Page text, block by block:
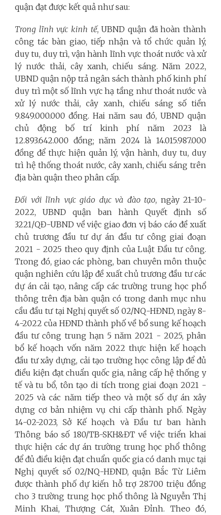
quận đạt được kết quả như sau:
Trong lĩnh vực kinh tế, UBND quận đã hoàn thành
công tác bàn giao, tiếp nhận và tổ chức quản lý,
duy tu, duy trì, vận hành lĩnh vực thoát nước và xử
lý nước thải, cây xanh, chiếu sáng. Năm 2022,
UBND quận nộp trả ngân sách thành phố kinh phí
duy trì một số lĩnh vực hạ tầng như thoát nước và
xử lý nước thải, cây xanh, chiếu sáng số tiền
9.849.000.000 đồng. Hai năm sau đó, UBND quận
chủ động bố trí kinh phí năm 2023 là
12.893.642.000 đồng; năm 2024 là 14.015.987.000
đồng để thực hiện quản lý, vận hành, duy tu, duy
trì hệ thống thoát nước, cây xanh, chiếu sáng trên
địa bàn quận theo phân cấp.
Đối với lĩnh vực giáo dục và đào tạo, ngày 21-10-
2022, UBND quận ban hành Quyết định số
3221/QĐ-UBND về việc giao đơn vị báo cáo đề xuất
chủ trương đầu tư dự án đầu tư công giai đoạn
2021 - 2025 theo quy định của Luật Đầu tư công.
Trong đó, giao các phòng, ban chuyên môn thuộc
quận nghiên cứu lập đề xuất chủ trương đầu tư các
dự án cải tạo, nâng cấp các trường trung học phổ
thông trên địa bàn quận có trong danh mục nhu
cầu đầu tư tại Nghị quyết số 02/NQ-HĐND, ngày 8-
4-2022 của HĐND thành phố về bổ sung kế hoạch
đầu tư công trung hạn 5 năm 2021 - 2025, phân
bổ kế hoạch vốn năm 2022 thực hiện kế hoạch
đầu tư xây dựng, cải tạo trường học công lập để đủ
điều kiện đạt chuẩn quốc gia, nâng cấp hệ thống y
tế và tu bổ, tôn tạo di tích trong giai đoạn 2021 -
2025 và các năm tiếp theo và một số dự án xây
dựng cơ bản nhiệm vụ chi cấp thành phố. Ngày
14-02-2023, Sở Kế hoạch và Đầu tư ban hành
Thông báo số 180/TB-SKH&ĐT về việc triển khai
thực hiện các dự án trường trung học phổ thông
để đủ điều kiện đạt chuẩn quốc gia có danh mục tại
Nghị quyết số 02/NQ-HĐND, quận Bắc Từ Liêm
được thành phố dự kiến hỗ trợ 28.700 triệu đồng
cho 3 trường trung học phổ thông là Nguyễn Thị
Minh Khai, Thượng Cát, Xuân Đỉnh. Theo đó,